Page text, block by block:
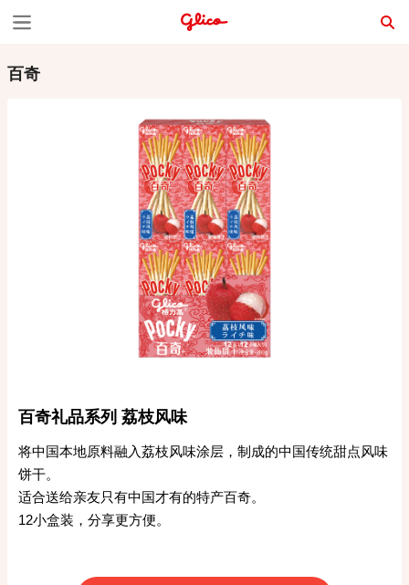
S
i
百奇
百奇礼品系列 荔枝风味
将中国本地原料融入荔枝风味涂层，制成的中国传统甜点风味
饼干。
适合送给亲友只有中国才有的特产百奇。
12小盒装，分享更方便。